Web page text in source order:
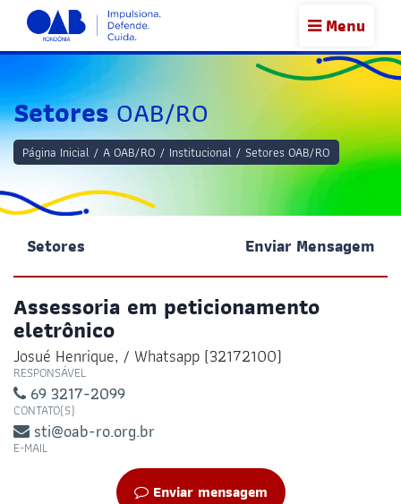
Menu
SetoresOAB/RO
Página Inicial / A OAB/RO / Institucional / Setores OAB/RO
Setores Enviar Mensagem
Assessoria em peticionamento
eletrônico
Josué Henrique, / Whatsapp (32172100)
RESPONSÁVEL
69 3217-2099
CONTATO(S)
sti@oab-ro.org.br
E-MAIL
Enviar mensagem